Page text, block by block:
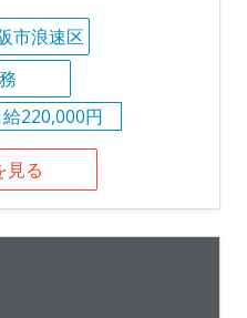
市浪速区
給220,000円
見る